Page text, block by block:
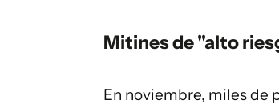
Mitines de "alto
En noviembre, miles de